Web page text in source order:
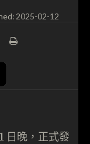
2025-02-12
日晚，正式發